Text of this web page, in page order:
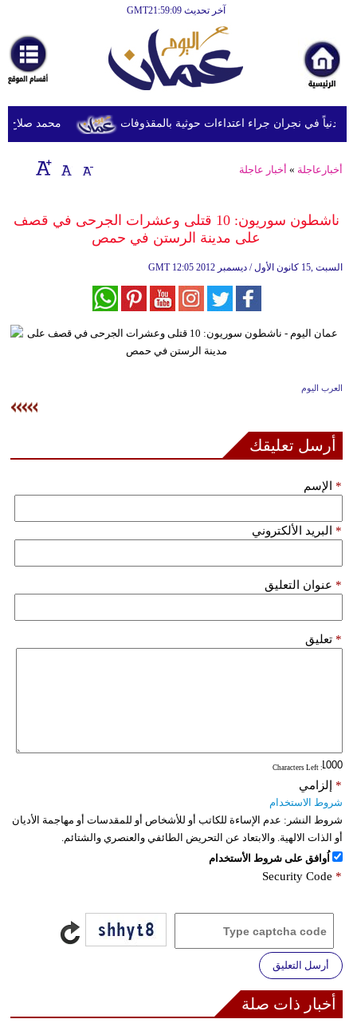
آخر تحديث GMT21:59:09
أخبارعاجلة
رياضة
ثقافة
إقتصاد
وموسيقى
سياحة
ديكور
مرأة
وتكنولوجيا
محمد صلاح يصل
أخبارعاجلة » أخبار عاجلة
ناشطون سوريون: 10 قتلى وعشرات الجرحى في قصف
على مدينة الرستن في حمص
GMT 12:05 2012 السبت ,15 كانون الأول / ديسمبر
العرب اليوم
أرسل تعليقك
الإسم *
البريد الألكتروني *
عنوان التعليق *
تعليق *
: Characters Left
إلزامي *
شروط الاستخدام
شروط النشر: عدم الإساءة للكاتب أو للأشخاص أو للمقدسات أو مهاجمة الأديان
أو الذات الالهية. والابتعاد عن التحريض الطائفي والعنصري والشتائم.
اُوافق على شروط الأستخدام
Security Code *
أرسل التعليق
أخبار ذات صلة